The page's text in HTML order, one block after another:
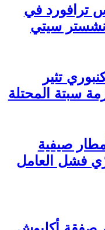
ترافورد في
سيتي
تثير
سبتة المحتلة
صيفية
فشل العامل